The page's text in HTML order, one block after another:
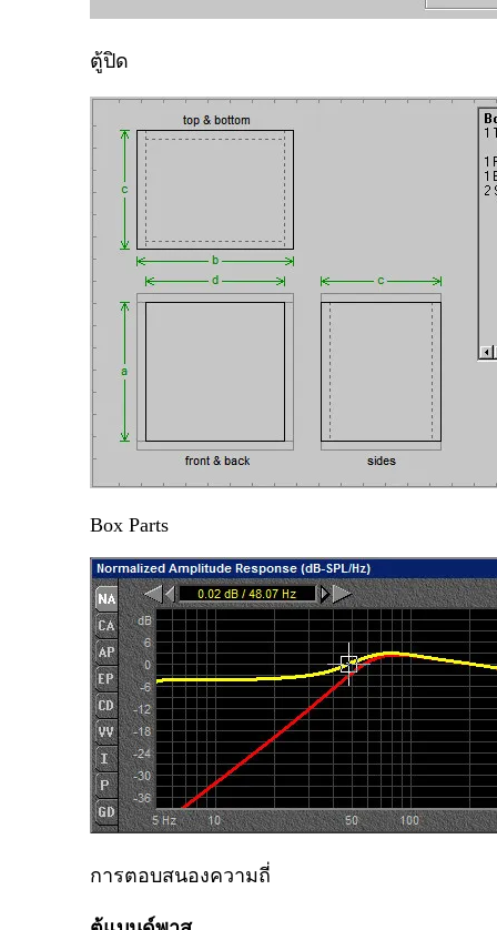
ตู้ปิด
Box Parts
การตอบสนองความถี่